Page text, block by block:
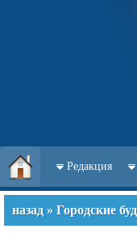
Редакция
назад » Городские